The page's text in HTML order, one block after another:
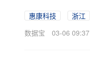
惠康科技 浙江
数据宝
03-06 09:37